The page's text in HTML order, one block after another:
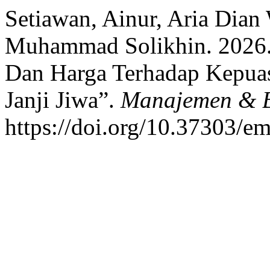
Setiawan, Ainur, Aria Dian
Muhammad Solikhin.
Dan Harga Terhadap
Janji Jiwa”. Manajemen &
https://doi.org/10.37303/